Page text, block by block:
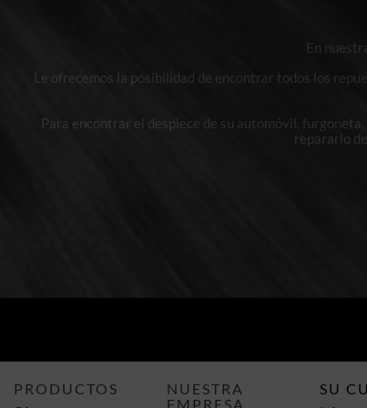
En
Le ofrecemos la posibilidad de encontrar todos los
Para encontrar el despiece de su automóvil,
repararlo
PRODUCTOS
NUESTRA
EMPRESA
SU